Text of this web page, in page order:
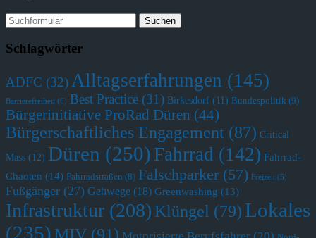
Schlagwörter
ADFC (32)Alltagserfahrungen (145)
Barrierefreiheit (6) Best Practice (31) Birkesdorf (11) Bundespolitik (9)
Bürgerinitiative ProRad Düren (44)
Bürgerschaftliches Engagement (87) Critical
Mass (12) Düren (250) Fahrrad (142) Fahrrad-
Chaoten (14) Fahrradstraßen (8) Falschparker (57) Freizeit (5)
Fußgänger (27) Gehwege (18) Greenwashing (13)
Infrastruktur (208) Klüngel (79) Lokales
(235) MIV (91)